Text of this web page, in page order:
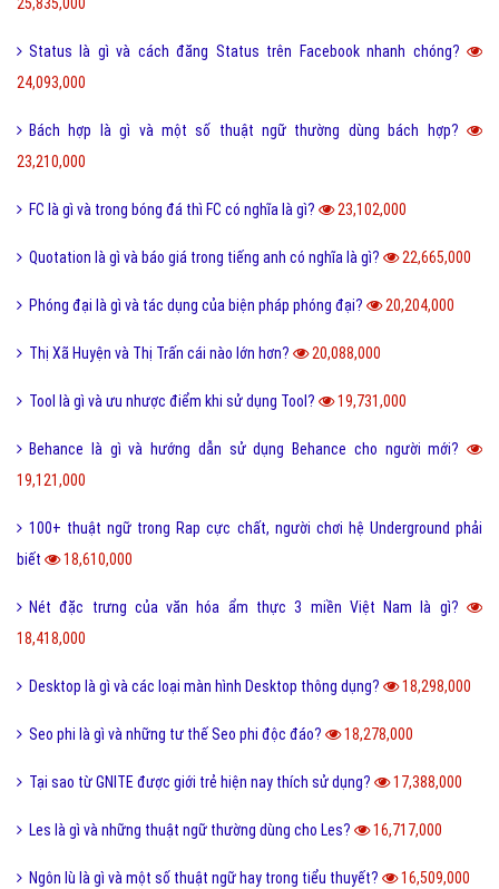
25,835,000
Status là gì và cách đăng Status trên Facebook nhanh chóng?
24,093,000
Bách hợp là gì và một số thuật ngữ thường dùng bách hợp?
23,210,000
FC là gì và trong bóng đá thì FC có nghĩa là gì? 23,102,000
Quotation là gì và báo giá trong tiếng anh có nghĩa là gì? 22,665,000
Phóng đại là gì và tác dụng của biện pháp phóng đại? 20,204,000
Thị Xã Huyện và Thị Trấn cái nào lớn hơn? 20,088,000
Tool là gì và ưu nhược điểm khi sử dụng Tool? 19,731,000
Behance là gì và hướng dẫn sử dụng Behance cho người mới?
19,121,000
100+ thuật ngữ trong Rap cực chất, người chơi hệ Underground phải
biết
18,610,000
Nét đặc trưng của văn hóa ẩm thực 3 miền Việt Nam là gì?
18,418,000
Desktop là gì và các loại màn hình Desktop thông dụng? 18,298,000
Seo phi là gì và những tư thế Seo phi độc đáo? 18,278,000
Tại sao từ GNITE được giới trẻ hiện nay thích sử dụng? 17,388,000
Les là gì và những thuật ngữ thường dùng cho Les? 16,717,000
Ngôn lù là gì và một số thuật ngữ hay trong tiểu thuyết? 16,509,000